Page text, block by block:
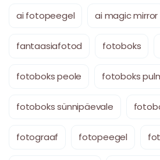
ai fotopeegel ai magic mirror
fantaasiafotod fotoboks
fotoboks peole fotoboks
fotoboks sünnipäevale
fotograaf fotopeegel